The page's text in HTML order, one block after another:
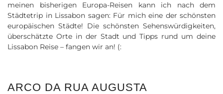
meinen bisherigen Europa-Reisen kann ich nach dem
Städtetrip in Lissabon sagen: Für mich eine der schönsten
europäischen Städte! Die schönsten Sehenswürdigkeiten,
überschätzte Orte in der Stadt und Tipps rund um deine
Lissabon Reise – fangen wir an! (:
ARCO DA RUA AUGUSTA